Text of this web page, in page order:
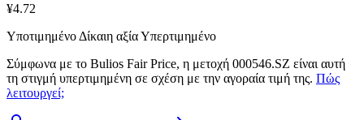
¥4.72
Υποτιμημένο Δίκαιη αξίαΥπερτιμημένο
Σύμφωνα με το Bulios Fair Price, η μετοχή 000546.SZ είναι αυτή
τη στιγμή υπερτιμημένη σε σχέση με την αγοραία τιμή της. Πώς
λειτουργεί;